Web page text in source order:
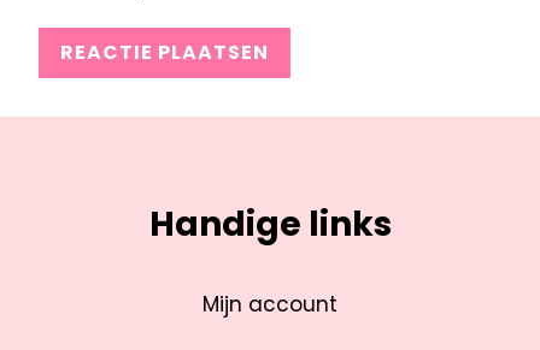
Handige links
Mijn account